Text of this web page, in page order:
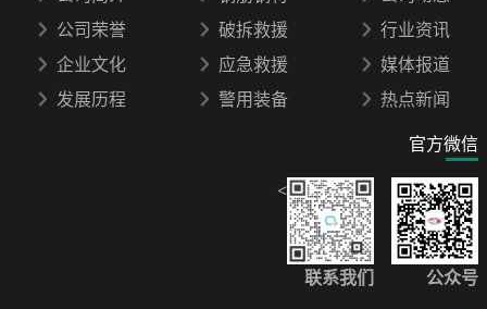
公司荣誉
企业文化
发展历程
破拆救援
应急救援
警用装备
行业资讯
媒体报道
热点新闻
官方微信
<
联系我们 公众号